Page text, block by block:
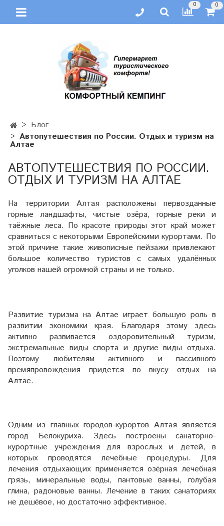
0 0
Блог
Автопутешествия по России. Отдых и туризм на
Алтае
АВТОПУТЕШЕСТВИЯ ПО РОССИИ.
ОТДЫХ И ТУРИЗМ НА АЛТАЕ
На территории Алтая расположены первозданные
горные ландшафты, чистые озёра, горные реки и
таёжные леса. По красоте природы этот край может
сравниться с некоторыми Европейскими курортами. По
этой причине такие живописные пейзажи привлекают
большое количество туристов с самых удалённых
уголков нашей огромной страны и не только.
Развитие туризма на Алтае играет большую роль в
развитии экономики края. Благодаря этому здесь
активно развивается оздоровительный туризм,
экстремальные виды спорта и другие виды отдыха.
Поэтому любителям активного и пассивного
времяпровождения придется по вкусу отдых на
Алтае.
Одним из главных городов-курортов Алтая является
город Белокуриха. Здесь построены санаторно-
курортные учреждения для взрослых и детей, в
которых проводятся лечебные процедуры. Для
лечения отдыхающих применяется озёрная лечебная
грязь, минеральные воды, пантовые ванны, голубая
глина, радоновые ванны. Лечение в таких санаториях
не дешёвое, но достаточно эффективное.